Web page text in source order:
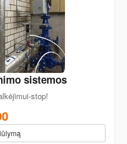
sistemos
stop!